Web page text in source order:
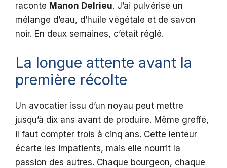
raconte Manon Delrieu. J’ai pulvérisé un
mélange d’eau, d’huile végétale et de savon
noir. En deux semaines, c’était réglé.
La longue attente avant la
première récolte
Un avocatier issu d’un noyau peut mettre
jusqu’à dix ans avant de produire. Même greffé,
il faut compter trois à cinq ans. Cette lenteur
écarte les impatients, mais elle nourrit la
passion des autres. Chaque bourgeon, chaque